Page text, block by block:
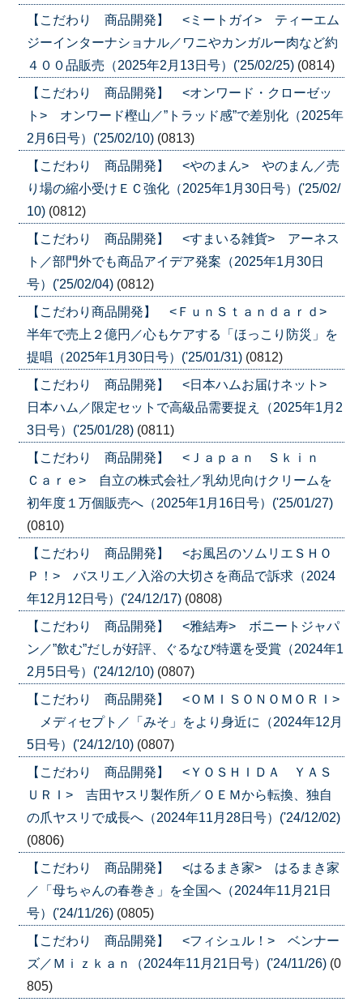
【こだわり 商品開発】 <ミートガイ> ティーエム
ジーインターナショナル／ワニやカンガルー肉など約
４００品販売（2025年2月13日号）('25/02/25) (0814)
【こだわり 商品開発】 <オンワード・クローゼッ
ト> オンワード樫山／”トラッド感”で差別化（2025年
2月6日号）('25/02/10) (0813)
【こだわり 商品開発】 <やのまん> やのまん／売
り場の縮小受けＥＣ強化（2025年1月30日号）('25/02/
10) (0812)
【こだわり 商品開発】 <すまいる雑貨> アーネス
ト／部門外でも商品アイデア発案（2025年1月30日
号）('25/02/04) (0812)
【こだわり商品開発】 <ＦｕｎＳｔａｎｄａｒｄ>
半年で売上２億円／心もケアする「ほっこり防災」を
提唱（2025年1月30日号）('25/01/31) (0812)
【こだわり 商品開発】 <日本ハムお届けネット>
日本ハム／限定セットで高級品需要捉え（2025年1月2
3日号）('25/01/28) (0811)
【こだわり 商品開発】 <Ｊａｐａｎ Ｓｋｉｎ
Ｃａｒｅ> 自立の株式会社／乳幼児向けクリームを
初年度１万個販売へ（2025年1月16日号）('25/01/27)
(0810)
【こだわり 商品開発】 <お風呂のソムリエＳＨＯ
Ｐ！> バスリエ／入浴の大切さを商品で訴求（2024
年12月12日号）('24/12/17) (0808)
【こだわり 商品開発】 <雅結寿> ボニートジャパ
ン／”飲む”だしが好評、ぐるなび特選を受賞（2024年1
2月5日号）('24/12/10) (0807)
【こだわり 商品開発】 <ＯＭＩＳＯＮＯＭＯＲＩ>
メディセプト／「みそ」をより身近に（2024年12月
5日号）('24/12/10) (0807)
【こだわり 商品開発】 <ＹＯＳＨＩＤＡ ＹＡＳ
ＵＲＩ> 吉田ヤスリ製作所／ＯＥＭから転換、独自
の爪ヤスリで成長へ（2024年11月28日号）('24/12/02)
(0806)
【こだわり 商品開発】 <はるまき家> はるまき家
／「母ちゃんの春巻き」を全国へ（2024年11月21日
号）('24/11/26) (0805)
【こだわり 商品開発】 <フィシュル！> ベンナー
ズ／Ｍｉｚｋａｎ（2024年11月21日号）('24/11/26) (0
805)